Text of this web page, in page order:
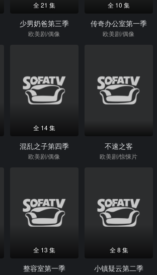
全 21 集
少男奶爸第三季
欧美剧/偶像
全 10 集
传奇办公室第一季
欧美剧/偶像
全 14 集
混乱之子第四季
欧美剧/偶像
不速之客
欧美剧/惊悚片
全 13 集
整容室第一季
全 8 集
小镇疑云第二季